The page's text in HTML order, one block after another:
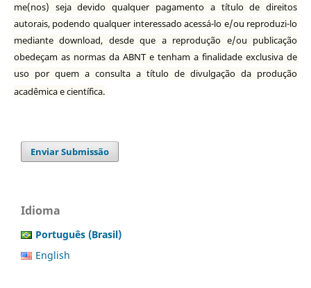
me(nos) seja devido qualquer pagamento a título de direitos
autorais, podendo qualquer interessado acessá-lo e/ou reproduzi-lo
mediante download, desde que a reprodução e/ou publicação
obedeçam as normas da ABNT e tenham a finalidade exclusiva de
uso por quem a consulta a título de divulgação da produção
acadêmica e científica.
Enviar Submissão
Idioma
Português (Brasil)
English